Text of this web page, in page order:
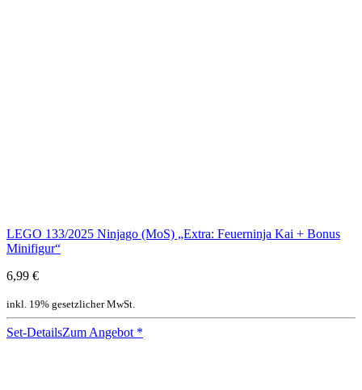
LEGO 133/2025 Ninjago (MoS) „Extra: Feuerninja Kai + Bonus
Minifigur“
6,99 €
inkl. 19% gesetzlicher MwSt.
Set-DetailsZum Angebot *